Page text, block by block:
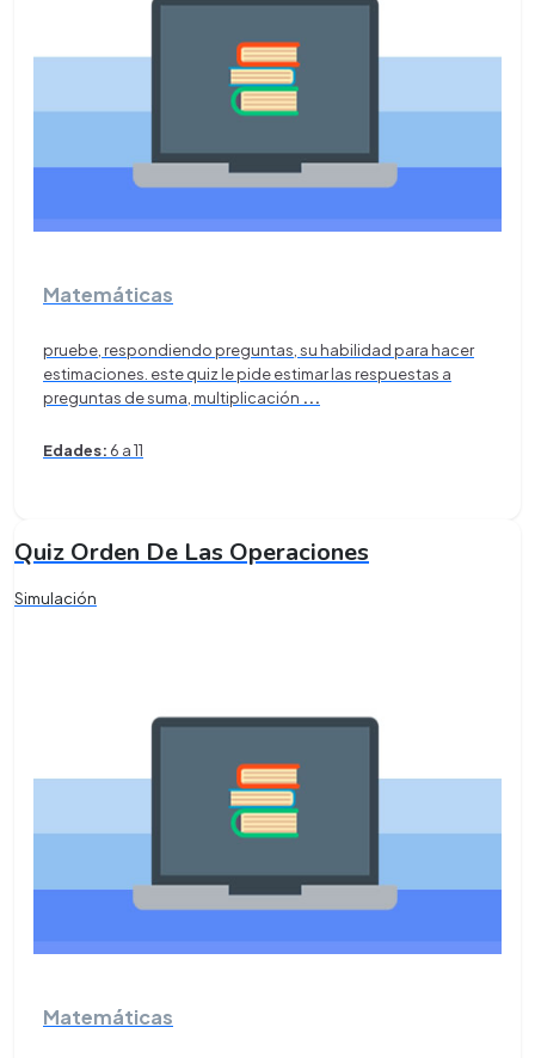
Matemáticas
pruebe, respondiendo preguntas, su habilidad para hacer
estimaciones. este quiz le pide estimar las respuestas a
preguntas de suma, multiplicación ...
Edades: 6 a 11
Quiz Orden De Las Operaciones
Simulación
Matemáticas